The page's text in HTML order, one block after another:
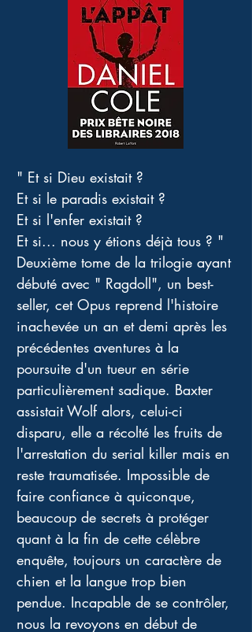
" Et si Dieu existait ?
Et si le paradis existait ?
Et si l'enfer existait ?
Et si... nous y étions déjà tous ? "
Deuxième tome de la trilogie ayant
débuté avec " Ragdoll", un best-
seller, cet Opus reprend l'histoire
inachevée un an et demi après les
précédentes aventures à la
poursuite d'un tueur en série
particulièrement sadique. Baxter
assistait Wolf alors, celui-ci
disparu, elle a récolté les fruits de
l'arrestation du serial killer mais en
reste traumatisée. Impossible de
faire confiance à quiconque,
beaucoup de secrets à protéger
quant à la fin de cette célèbre
enquête, toujours un caractère de
chien et la langue trop bien
pendue. Incapable de se contrôler,
nous la revoyons en début de